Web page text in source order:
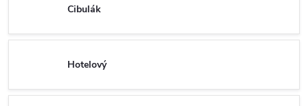
Cibulák
Hotelový